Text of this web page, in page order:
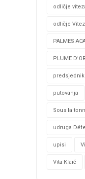
odličje
odličje
PALMES
PLUME D'OR
predsjednik
putovanja
Sous la
udruga
upisi
Vita Klaić